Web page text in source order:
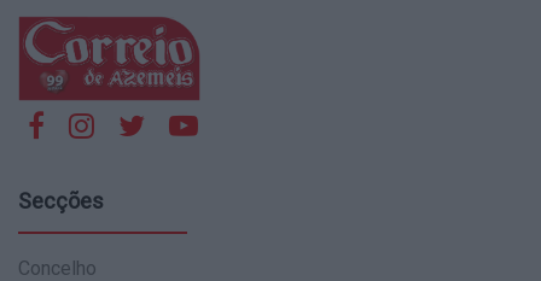
Secções
Concelho